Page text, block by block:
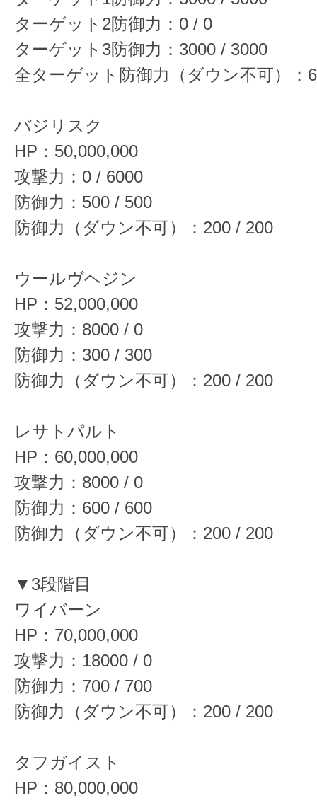
ターゲット2防御力：0 / 0
ターゲット3防御力：3000 / 3000
全ターゲット防御力（ダウン不可）：
バジリスク
HP：50,000,000
攻撃力：0 / 6000
防御力：500 / 500
防御力（ダウン不可）：200 / 200
ウールヴヘジン
HP：52,000,000
攻撃力：8000 / 0
防御力：300 / 300
防御力（ダウン不可）：200 / 200
レサトパルト
HP：60,000,000
攻撃力：8000 / 0
防御力：600 / 600
防御力（ダウン不可）：200 / 200
▼3段階目
ワイバーン
HP：70,000,000
攻撃力：18000 / 0
防御力：700 / 700
防御力（ダウン不可）：200 / 200
タフガイスト
HP：80,000,000